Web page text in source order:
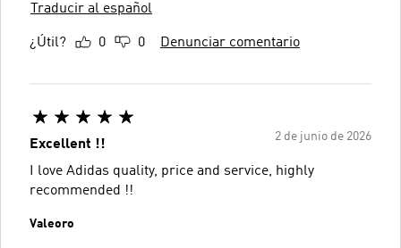
Traducir al español
¿Útil? 0 0 Denunciar comentario
2 de junio de 2026
Excellent !!
I love Adidas quality, price and service, highly
recommended !!
Valeoro